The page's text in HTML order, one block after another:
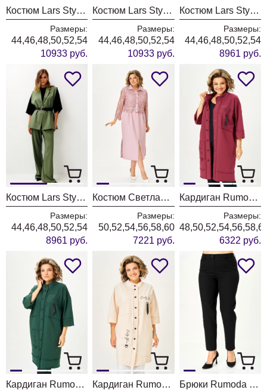
Костюм Lars Style 1246 оттенки бордо+молочного
Размеры:
44,46,48,50,52,54
10933 руб.
Костюм Lars Style 1246/1 оттенки хвои+молочного
Размеры:
44,46,48,50,52,54
10933 руб.
Костюм Lars Style 1247 оттенки бордо
Размеры:
44,46,48,50,52,54
8961 руб.
Костюм Lars Style 1247/1 оттенки хвои
Размеры:
44,46,48,50,52,54
8961 руб.
Костюм Светлана-Стиль 2380 розовый
Размеры:
50,52,54,56,58,60
7221 руб.
Кардиган Rumoda 2019 бордовый
Размеры:
6322 руб.
Кардиган Rumoda 2019 темно-зеленый Кардиган Rumoda 2019 экрю Брюки Rumoda 2289 черные